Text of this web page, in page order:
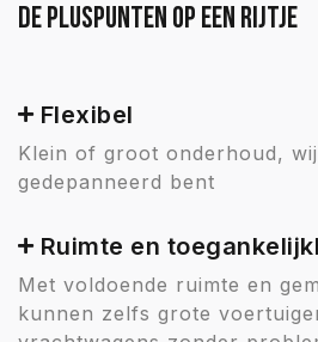
De pluspunten op een rijtje
Flexibel
Klein of groot onderhoud,
gedepanneerd bent
Ruimte en
Met voldoende ruimte en
kunnen zelfs grote